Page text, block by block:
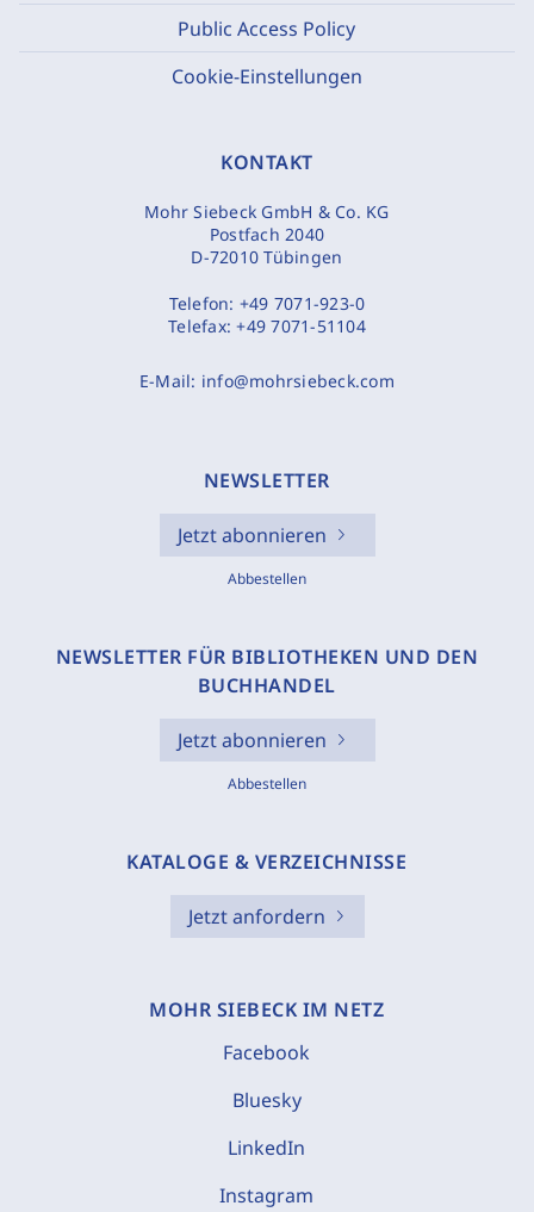
Public Access Policy
Cookie-Einstellungen
KONTAKT
Mohr Siebeck GmbH & Co. KG
Postfach 2040
D-72010 Tübingen
Telefon: +49 7071-923-0
Telefax:+49 7071-51104
E-Mail: info@mohrsiebeck.com
NEWSLETTER
Jetzt abonnieren
Abbestellen
NEWSLETTER FÜR BIBLIOTHEKEN UND DEN
BUCHHANDEL
Jetzt abonnieren
Abbestellen
KATALOGE & VERZEICHNISSE
Jetzt anfordern
MOHR SIEBECK IM NETZ
Facebook
Bluesky
LinkedIn
Instagram